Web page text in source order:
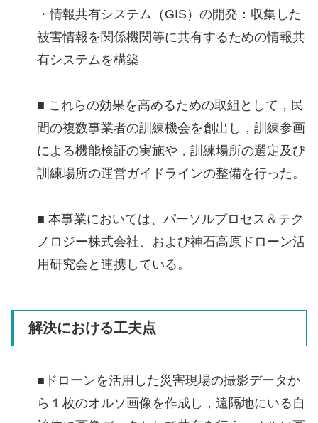
・情報共有システム（GIS）の開発：収集した
被害情報を関係機関等に共有するための情報共
有システムを構築。
■ これらの効果を高めるための取組として，民
間の複数事業者の訓練機会を創出し，訓練参画
による機能検証の実施や，訓練場所の選定及び
訓練場所の運営ガイドラインの整備を行った。
■ 本事業においては、パーソルプロセス＆テク
ノロジー株式会社、および神石高原ドローン活
用研究会と連携している。
解決における工夫点
■ドローンを活用した災害現場の撮影データか
ら１枚のオルソ画像を作成し，遠隔地にいる自